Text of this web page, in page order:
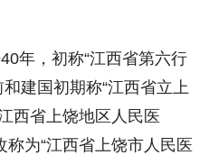
年，初称“江西省第六行
建国初期称“江西省立上
西省上饶地区人民医
称为“江西省上饶市人民医